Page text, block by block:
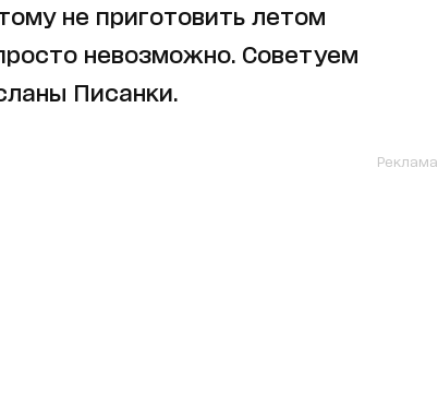
не приготовить летом
невозможно. Советуем
Писанки.
Реклама